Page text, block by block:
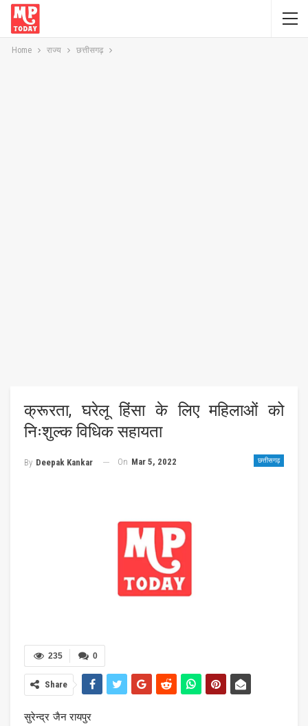
Home राज्य छत्तीसगढ़
क्रूरता, घरेलू हिंसा के लिए महिलाओं को
निःशुल्क विधिक सहायता
छत्तीसगढ़
By Deepak Kankar On Mar 5, 2022
0
235
Share
सुरेन्द्र जैन रायपुर